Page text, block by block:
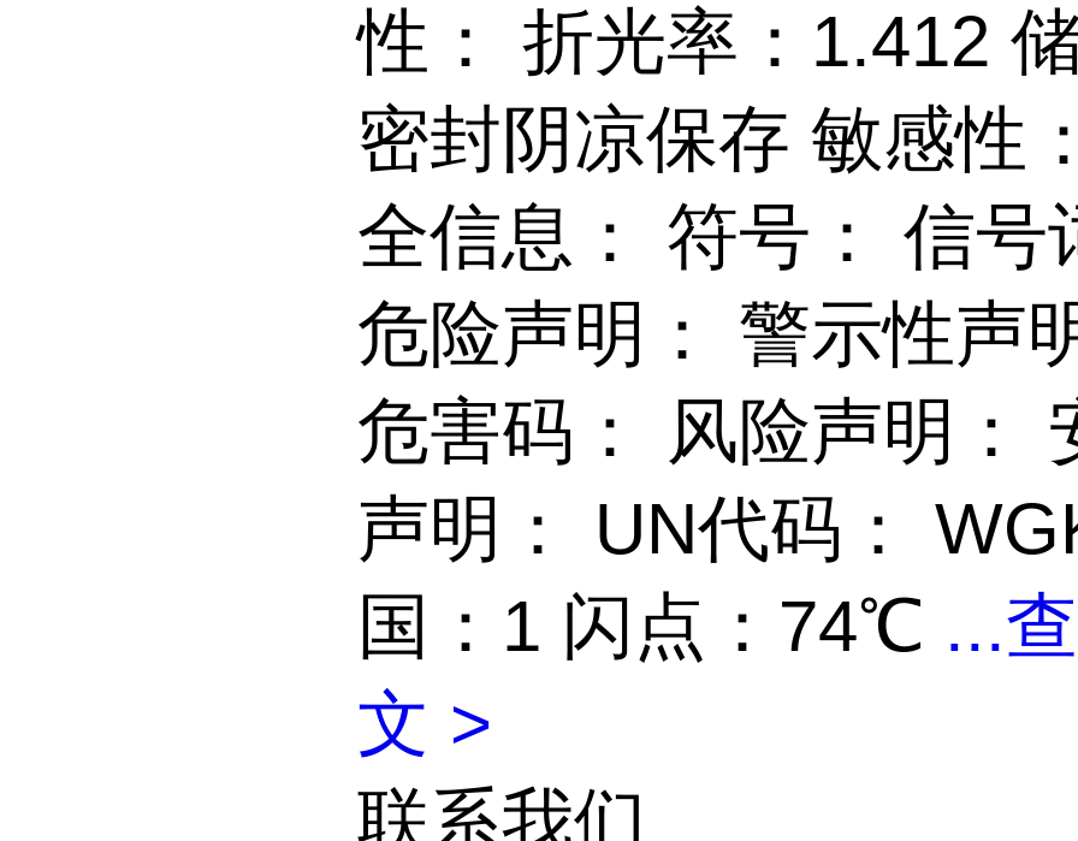
性： 折光率：1.412
密封阴凉保存 敏感性
全信息： 符号： 信号
危险声明： 警示性声
危害码： 风险声明：
声明： UN代码：
国：1 闪点：74℃ ...
文 >
联系我们